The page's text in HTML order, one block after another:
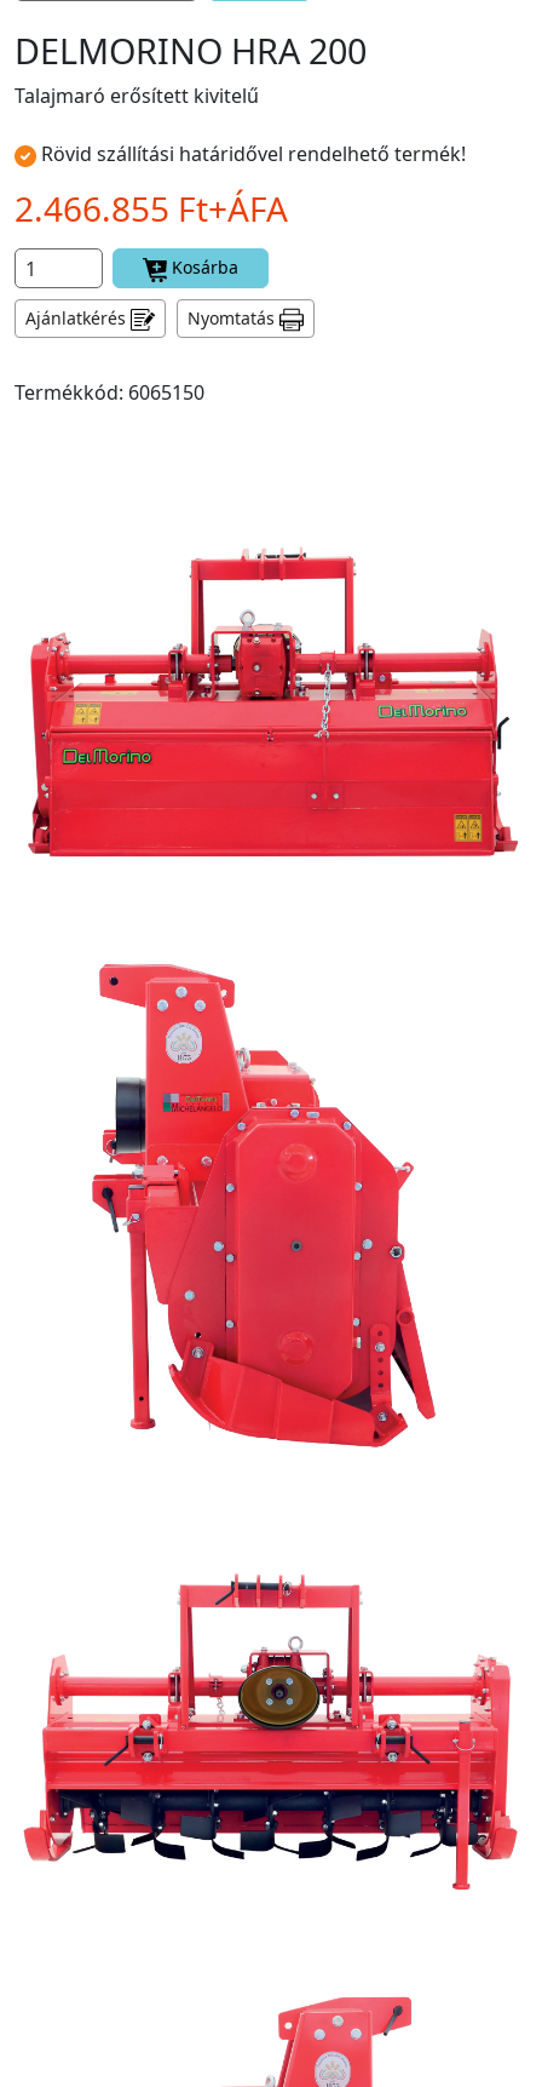
DELMORINO HRA 200
Talajmaró erősített kivitelű
Rövid szállítási határidővel rendelhető termék!
2.466.855 Ft+ÁFA
Kosárba
Ajánlatkérés Nyomtatás
Termékkód: 6065150